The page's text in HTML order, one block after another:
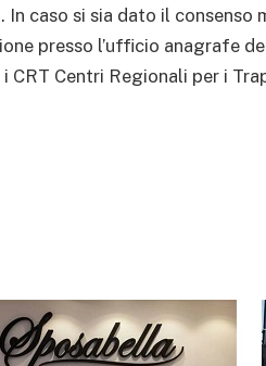
caso si sia dato il consenso
presso l’ufficio anagrafe
CRT Centri Regionali per i